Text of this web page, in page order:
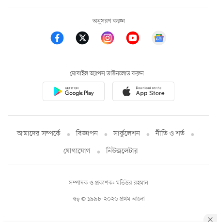
অনুসরণ করুন
মোবাইল অ্যাপস ডাউনলোড করুন
আমাদের সম্পর্কে বিজ্ঞাপন সার্কুলেশন
নীতি ও শর্ত
যোগাযোগ
নিউজলেটার
স্বত্ব © ১৯৯৮-২০২৬ প্রথম আলো
সম্পাদক ও প্রকাশক: মতিউর রহমান